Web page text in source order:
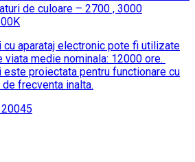
de culoare – 2700 , 3000
cu aparataj electronic pote fi utilizate
viata medie nominala: 12000 ore.
este proiectata pentru functionare cu
frecventa inalta.